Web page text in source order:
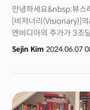
안녕하세요&nbsp;뷰스
[비저너리(Visionary)]
엔비디아의 주가가 3조
시가총액 2위로 등극했
상승했죠.&nbsp;엔비
이 자리까지 올 수 있
된 코인베이스... 크립토
Sejin Kim 2024.06.07